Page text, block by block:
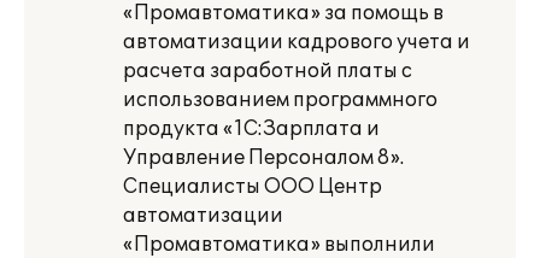
«Промавтоматика» за помощь в
автоматизации кадрового учета и
расчета заработной платы с
использованием программного
продукта «1С:Зарплата и
Управление Персоналом 8».
Специалисты ООО Центр
автоматизации
«Промавтоматика» выполнили